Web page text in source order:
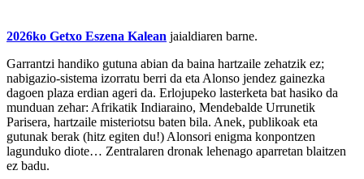
2026ko Getxo Eszena Kalean jaialdiaren barne.
Garrantzi handiko gutuna abian da baina hartzaile zehatzik ez;
nabigazio-sistema izorratu berri da eta Alonso jendez gainezka
dagoen plaza erdian ageri da. Erlojupeko lasterketa bat hasiko da
munduan zehar: Afrikatik Indiaraino, Mendebalde Urrunetik
Parisera, hartzaile misteriotsu baten bila. Anek, publikoak eta
gutunak berak (hitz egiten du!) Alonsori enigma konpontzen
lagunduko diote… Zentralaren dronak lehenago aparretan blaitzen
ez badu.